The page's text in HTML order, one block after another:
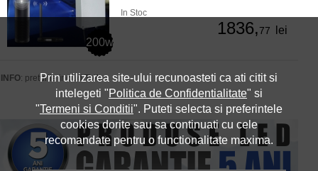
200w
In Stoc
1836,77 lei
INFO: preturile includ TVA
Prin utilizarea site-ului recunoasteti ca ati citit si
intelegeti "Politica de Confidentialitate" si
"Termeni si Conditii". Puteti selecta si preferintele
cookies dorite sau sa continuati cu cele
recomandate pentru o functionalitate maxima.